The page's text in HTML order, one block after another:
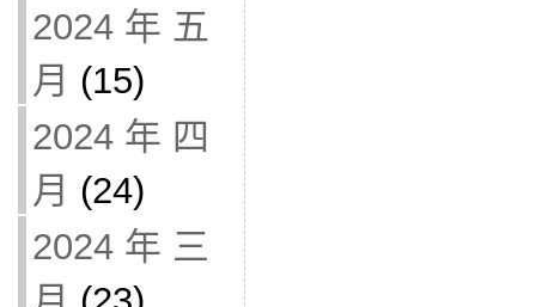
2024 年 五
月 (15)
2024 年 四
月 (24)
2024 年 三